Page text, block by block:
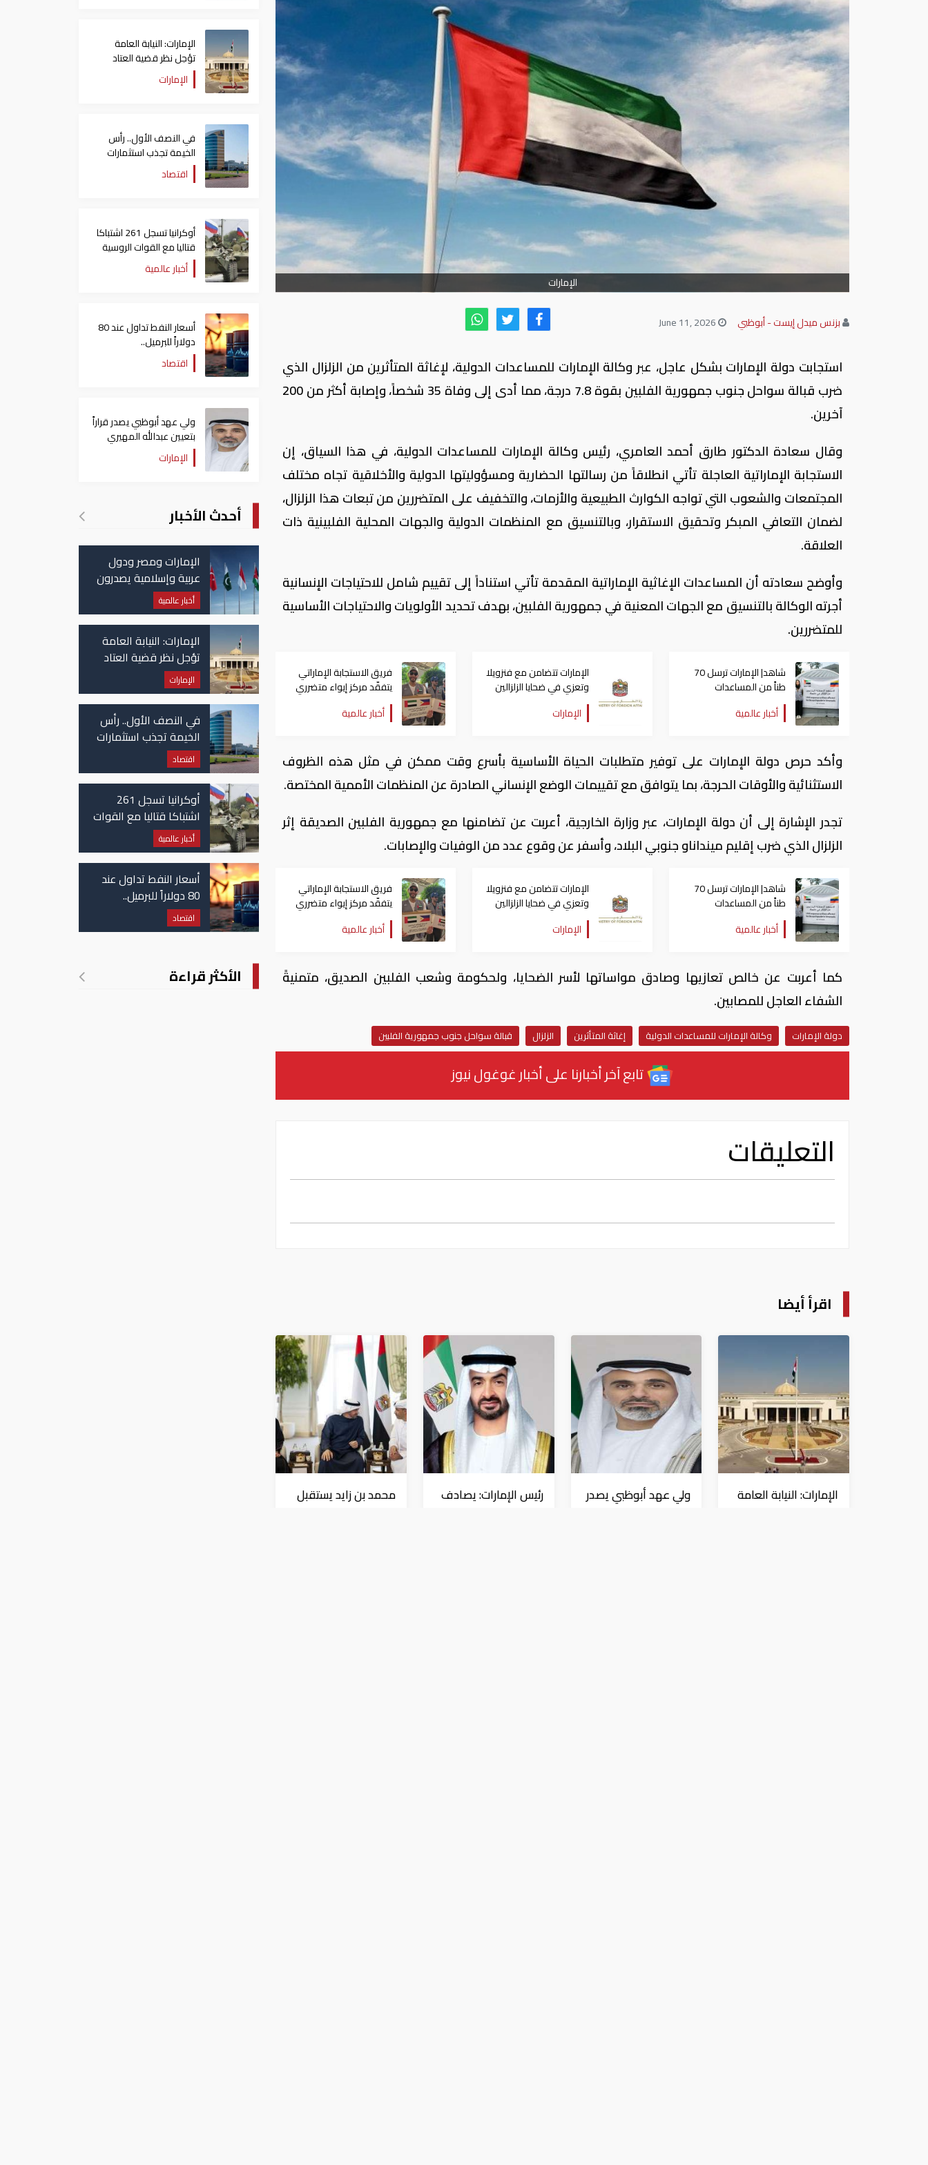
الإمارات
بزنس ميدل إيست - أبوظبي
استجابت دولة الإمارات بشكل عاجل، عبر وكالة الإمارات للمساعدات الدولية، لإغاثة المتأثرين من الزلزال الذي
ضرب قبالة سواحل جنوب جمهورية الفلبين بقوة 7.8 درجة، مما أدى إلى وفاة 35 شخصاً، وإصابة أكثر من 200
آخرين.
وقال سعادة الدكتور طارق أحمد العامري، رئيس وكالة الإمارات للمساعدات الدولية، في هذا السياق، إن
الاستجابة الإماراتية العاجلة تأتي انطلاقاً من رسالتها الحضارية ومسؤوليتها الدولية والأخلاقية تجاه مختلف
المجتمعات والشعوب التي تواجه الكوارث الطبيعية والأزمات، والتخفيف على المتضررين من تبعات هذا الزلزال،
لضمان التعافي المبكر وتحقيق الاستقرار، وبالتنسيق مع المنظمات الدولية والجهات المحلية الفلبينية ذات
العلاقة.
وأوضح سعادته أن المساعدات الإغاثية الإماراتية المقدمة تأتي استناداً إلى تقييم شامل للاحتياجات الإنسانية
أجرته الوكالة بالتنسيق مع الجهات المعنية في جمهورية الفلبين، بهدف تحديد الأولويات والاحتياجات الأساسية
للمتضررين.
شاهد| الإمارات ترسل 70
طناً من المساعدات
للمتضررين من الزلزاليْن في
فنزويلا
أخبار عالمية
الإمارات تتضامن مع فنزويلا
وتعزي في ضحايا الزلزالين
الإمارات
فريق الاستجابة الإماراتي
يتفقّد مركز إيواء متضرري
الزلزال في الفلبين
أخبار عالمية
وأكد حرص دولة الإمارات على توفير متطلبات الحياة الأساسية بأسرع وقت ممكن في مثل هذه الظروف
الاستثنائية والأوقات الحرجة، بما يتوافق مع تقييمات الوضع الإنساني الصادرة عن المنظمات الأممية المختصة.
تجدر الإشارة إلى أن دولة الإمارات، عبر وزارة الخارجية، أعربت عن تضامنها مع جمهورية الفلبين الصديقة إثر
الزلزال الذي ضرب إقليم مينداناو جنوبي البلاد، وأسفر عن وقوع عدد من الوفيات والإصابات.
شاهد| الإمارات ترسل 70
طناً من المساعدات
للمتضررين من الزلزاليْن في
فنزويلا
أخبار عالمية
الإمارات تتضامن مع فنزويلا
وتعزي في ضحايا الزلزالين
الإمارات
فريق الاستجابة الإماراتي
يتفقّد مركز إيواء متضرري
الزلزال في الفلبين
أخبار عالمية
كما أعربت عن خالص تعازيها وصادق مواساتها لأسر الضحايا، ولحكومة وشعب الفلبين الصديق، متمنيةً
الشفاء العاجل للمصابين.
دولة الإمارات وكالة الإمارات للمساعدات الدولية إغاثة المتأثرين الزلزال قبالة سواحل جنوب جمهورية الفلبين
تابع آخر أخبارنا على أخبار غوغول نيوز
التعليقات
اقرأ أيضا
الإمارات: النيابة العامة
ولي عهد أبوظبي يصدر
رئيس الإمارات: يصادف
محمد بن زايد يستقبل
الإمارات: النيابة العامة
تؤجل نظر قضية العتاد
العسكري للسودان
الإمارات
في النصف الأول.. رأس
الخيمة تجذب استثمارات
تتجاوز 771 مليون درهماقتصاد
أوكرانيا تسجل 261 اشتباكا
قتاليا مع القوات الروسية
أخبار عالمية
أسعار النفط تداول عند 80
دولاراً للبرميل..
وتراجع الأسهم الأمريكية
اقتصاد
ولي عهد أبوظبي يصدر قراراً
بتعيين عبدالله المهيري
رئيسا لـ"أبوظبي للتراث"
الإمارات
أحدث الأخبار
الإمارات ومصر ودول
عربية وإسلامية يصدرون
بيانا مشتركا بشأن
الانتهاكات الإسرائيلية
في غزة
أخبار عالمية
الإمارات: النيابة العامة
تؤجل نظر قضية العتاد
العسكري للسودان
الإمارات
في النصف الأول.. رأس
الخيمة تجذب استثمارات
تتجاوز 771 مليون درهم
اقتصاد
أوكرانيا تسجل 261
اشتباكا قتاليا مع القوات
الروسية
أخبار عالمية
أسعار النفط تداول عند
80 دولاراً للبرميل..
وتراجع الأسهم
الأمريكية
اقتصاد
الأكثر قراءة